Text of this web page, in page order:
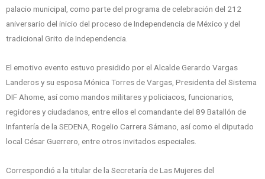
palacio municipal, como parte del programa de celebración del 212
aniversario del inicio del proceso de Independencia de México y del
tradicional Grito de Independencia.
El emotivo evento estuvo presidido por el Alcalde Gerardo Vargas
Landeros y su esposa Mónica Torres de Vargas, Presidenta del Sistema
DIF Ahome, así como mandos militares y policiacos, funcionarios,
regidores y ciudadanos, entre ellos el comandante del 89 Batallón de
Infantería de la SEDENA, Rogelio Carrera Sámano, así como el diputado
local César Guerrero, entre otros invitados especiales.
Correspondió a la titular de la Secretaría de Las Mujeres del